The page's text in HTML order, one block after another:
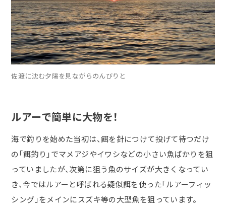
佐渡に沈む夕陽を見ながらのんびりと
ルアーで簡単に大物を！
海で釣りを始めた当初は、餌を針につけて投げて待つだけ
の「餌釣り」でマメアジやイワシなどの小さい魚ばかりを狙
っていましたが、次第に狙う魚のサイズが大きくなってい
き、今ではルアーと呼ばれる疑似餌を使った「ルアーフィッ
シング」をメインにスズキ等の大型魚を狙っています。